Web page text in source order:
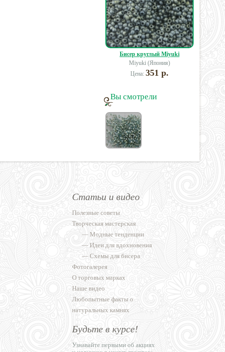
Бисер круглый Miyuki
Miyuki (Япония)
Цена: 351 р.
Вы смотрели
Статьи и видео
Полезные советы
Творческая мастерская
—Модные тенденции
—Идеи для вдохновения
—Схемы для бисера
Фотогалерея
О торговых марках
Наше видео
Любопытные факты о
натуральных камнях
Будьте в курсе!
Узнавайте первыми об акциях